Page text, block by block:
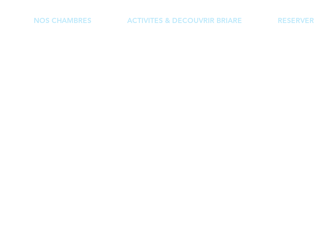
NOS CHAMBRES ACTIVITES & DECOUVRIR BRIARE